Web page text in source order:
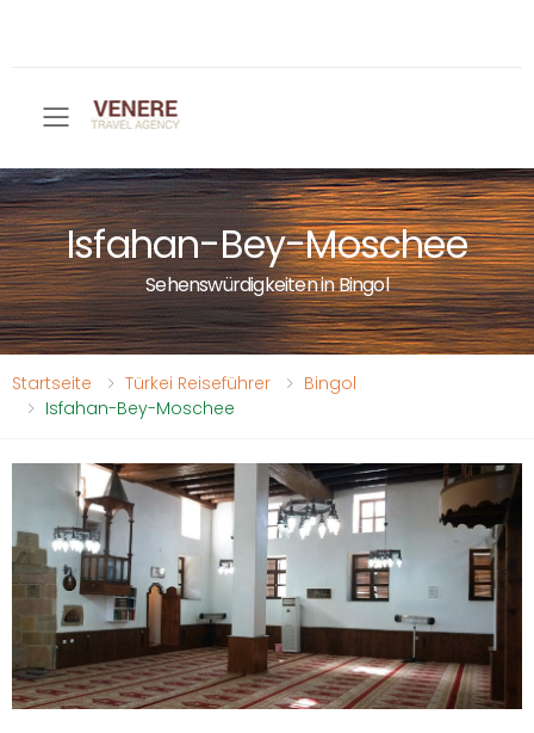
Toggle mobile menu
Isfahan-Bey-Moschee
Sehenswürdigkeiten in Bingol
Startseite Türkei Reiseführer
Bingol
Isfahan-Bey-Moschee